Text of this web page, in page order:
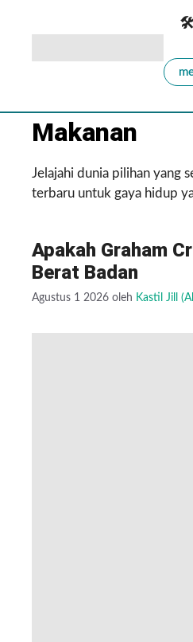
🛠
Makanan
Jelajahi dunia pilihan yang
terbaru untuk gaya hidup
Apakah Graham
Berat Badan
Agustus 1 2026 oleh Kastil Jill